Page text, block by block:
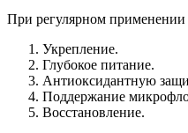
При регулярном применении
Укрепление.
Глубокое питание.
Антиоксидантную
Поддержание
Восстановление.